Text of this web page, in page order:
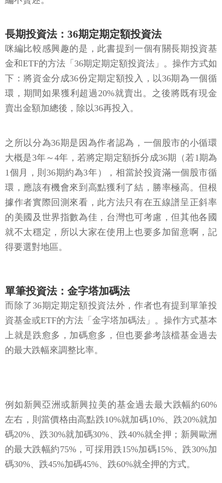
長期投資法：36期定期定額投資法
咪編比較感興趣的是，此書提到一個有關長期投資基
金和ETF的方法「36期定期定額投資法」。操作方式如
下：將資金分成36份定期定額投入，以36期為一個循
環，期間如果獲利超過20%就賣出。之後將既有現金
賣出金額加總後，除以36再投入。
之所以分為36期是因為作者認為，一個股市的小循環
大概是3年～4年，若將定期定額拆分成36期（若1期為
1個月，則36期約為3年），相當於投資滿一個股市循
環，應該有機會來到高點獲利了結，勝率極高。但根
據作者實際回測來看，此方法只有在五線譜呈正斜率
的美國及世界指數為佳，台灣也可考慮，但其他各國
就不太穩定，所以大家在使用上也要多加留意啊，記
得要選對地區。
單筆投資法：金字塔加碼法
而除了36期定期定額投資法外，作者也有提到單筆投
資基金或ETF的方法「金字塔加碼法」。操作方式基本
上就是跌愈多，加碼愈多，但也要參考該檔基金過去
的最大跌幅來調整比率。
例如新興亞洲或新興拉美的基金過去最大跌幅約60%
左右，則當價格由高點跌10%就加碼10%、跌20%就加
碼20%、跌30%就加碼30%、跌40%就全押；新興歐洲
的最大跌幅約75%，可採用跌15%加碼15%、跌30%加
碼30%、跌45%加碼45%、跌60%就全押的方式。